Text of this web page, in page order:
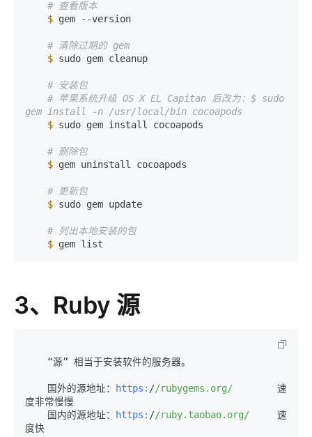
# 查看版本
$ gem --version
# 清除过期的 gem
$ sudo gem cleanup
# 安装包
# 苹果系统升级 OS X EL Capitan 后改为：$ sudo
gem install -n /usr/local/bin cocoapods
$ sudo gem install cocoapods
# 删除包
$ gem uninstall cocoapods
# 更新包
$ sudo gem update
# 列出本地安装的包
$ gem list
3、Ruby 源
    国外的源地址：
https: //rubygems.org/
        速
度非常慢慢
    国内的源地址：
https: //ruby.taobao.org/
     速
度快